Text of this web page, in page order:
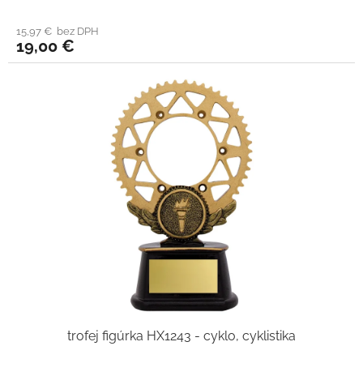
15,97 € bez DPH
19,00 €
trofej figúrka HX1243 - cyklo, cyklistika